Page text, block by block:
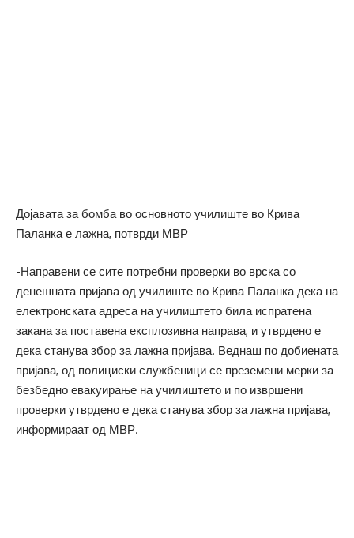
Дојавата за бомба во основното училиште во Крива
Паланка е лажна, потврди МВР
-Направени се сите потребни проверки во врска со
денешната пријава од училиште во Крива Паланка дека на
електронската адреса на училиштето била испратена
закана за поставена експлозивна направа, и утврдено е
дека станува збор за лажна пријава. Веднаш по добиената
пријава, од полициски службеници се преземени мерки за
безбедно евакуирање на училиштето и по извршени
проверки утврдено е дека станува збор за лажна пријава,
информираат од МВР.